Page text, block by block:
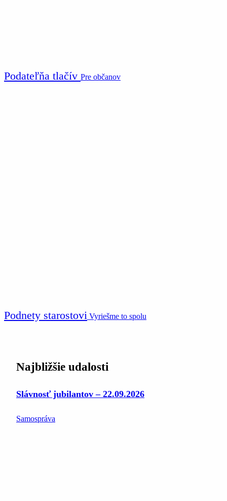
Podateľňa tlačív Pre občanov
Podnety starostovi Vyriešme to spolu
Najbližšie udalosti
Slávnosť jubilantov – 22.09.2026
Samospráva